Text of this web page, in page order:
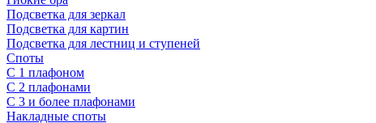
Подсветка для зеркал
Подсветка для картин
Подсветка для лестниц и ступеней
Споты
С 1 плафоном
С 2 плафонами
С 3 и более плафонами
Накладные споты